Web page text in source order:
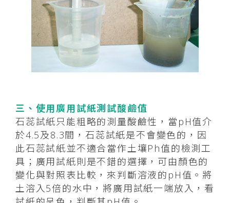
三、使用廣用試紙測試酸鹼值
石蕊試紙只能粗略的測量酸鹼性，當pH值介
於4.5及8.3間，石蕊試紙是不會變色的，因
此石蕊試紙並不適合當作土壤Ph值的檢測工
具；廣用試紙則是不錯的選擇，可由顏色的
變化與對照表比較，來判斷溶液的pH值。將
土溶入5倍的水中，將廣用試紙一端放入，看